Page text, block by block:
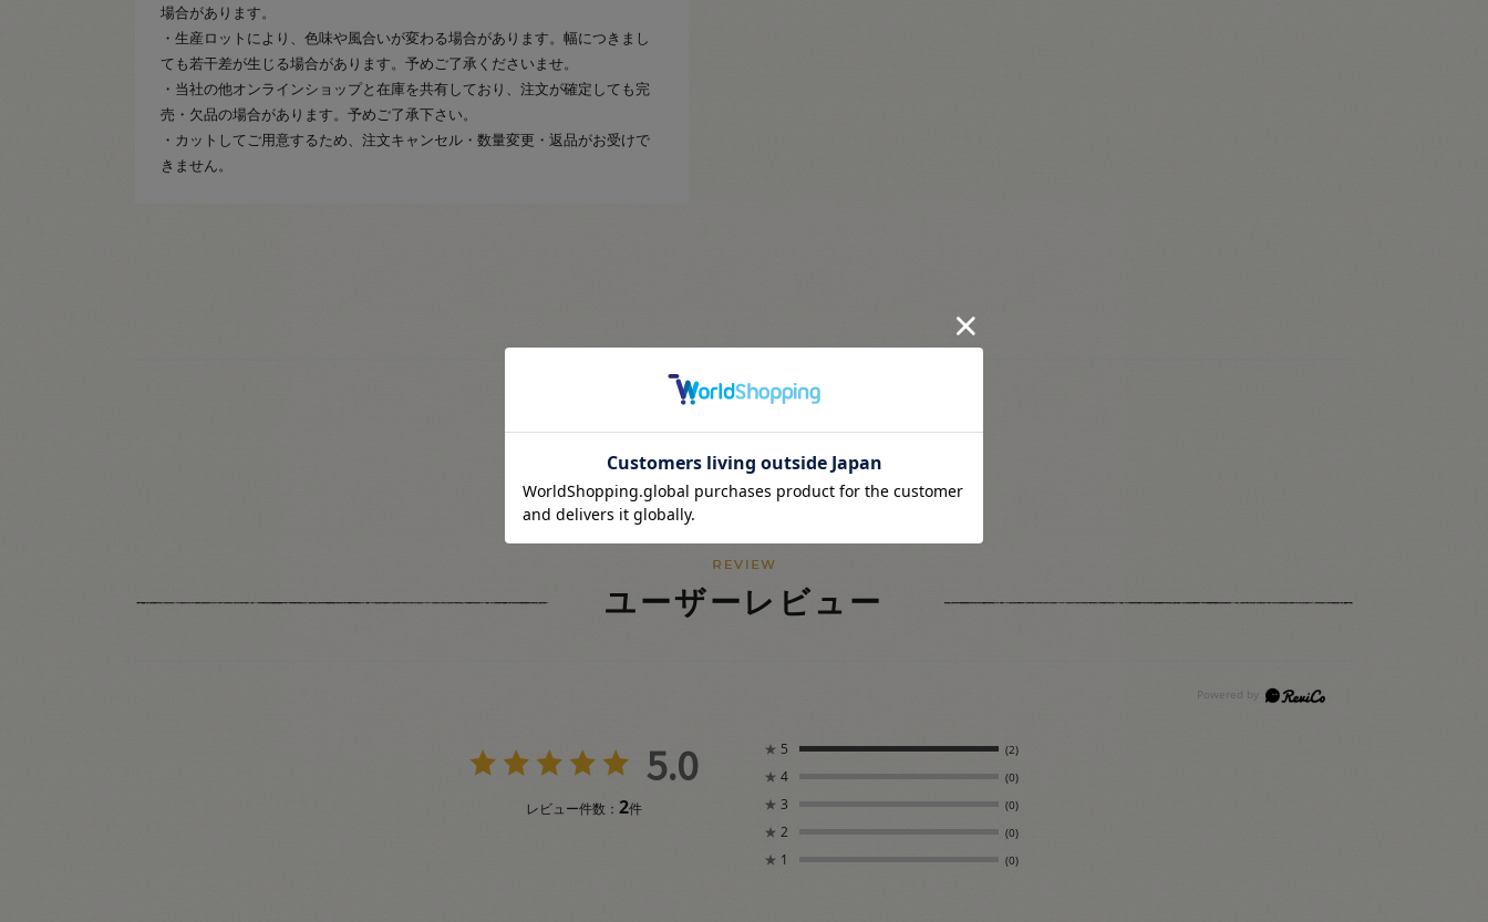
場合があります。
・生産ロットにより、色味や風合いが変わる場合があります。幅につきまし
ても若干差が生じる場合があります。予めご了承くださいませ。
・当社の他オンラインショップと在庫を共有しており、注文が確定しても完
売・欠品の場合があります。予めご了承下さい。
・カットしてご用意するため、注文キャンセル・数量変更・返品がお受けで
きません。
ユーザーレビュー
5.0
レビュー件数： 2件
★ 5 (2)
★ 4 (0)
★ 3 (0)
★ 2 (0)
★ 1 (0)